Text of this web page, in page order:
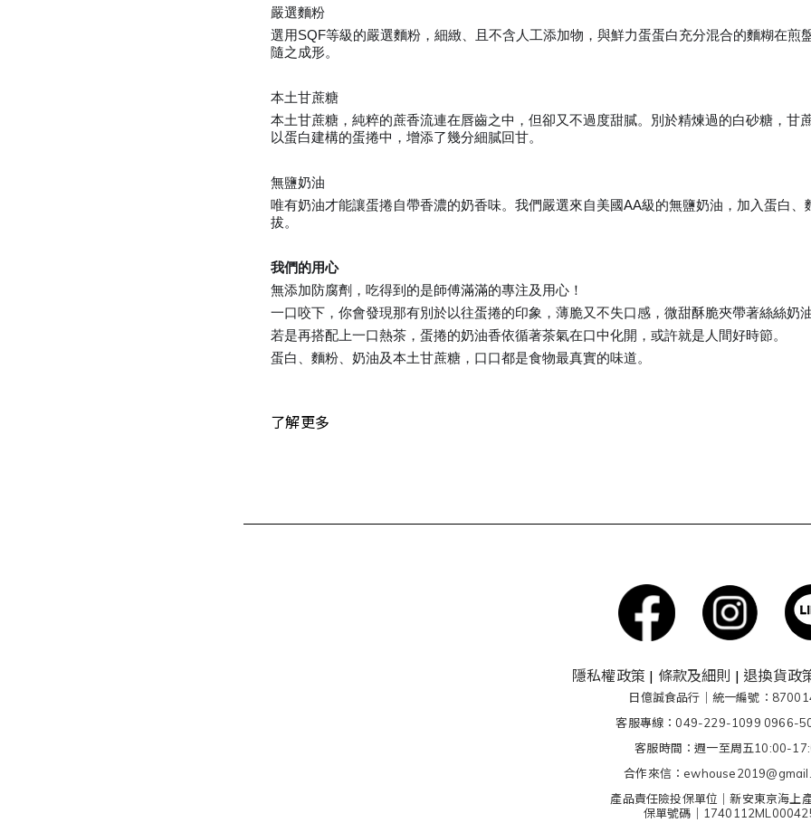
嚴選麵粉
選用SQF等級的嚴選麵粉，細緻、且不含人工添加物，與鮮力蛋蛋白充分混合的麵糊在
隨之成形。
本土甘蔗糖
本土甘蔗糖，純粹的蔗香流連在唇齒之中，但卻又不過度甜膩。別於精煉過的白砂糖，
以蛋白建構的蛋捲中，增添了幾分細膩回甘。
無鹽奶油
唯有奶油才能讓蛋捲自帶香濃的奶香味。我們嚴選來自美國AA級的無鹽奶油，加入蛋白
拔。
我們的用心
無添加防腐劑，吃得到的是師傅滿滿的專注及用心！
一口咬下，你會發現那有別於以往蛋捲的印象，薄脆又不失口感，微甜酥脆夾帶著絲絲奶油
若是再搭配上一口熱茶，蛋捲的奶油香依循著茶氣在口中化開，或許就是人間好時節。
蛋白、麵粉、奶油及本土甘蔗糖，口口都是食物最真實的味道。
了解更多
隱私權政策 | 條款及細則 | 退換貨政
日億誠食品行｜統一編號：
客服專線：049-229-1099 0966-
客服時間：週一至周五10:00-
合作來信：
產品責任險投保單位｜新安東京海上
保單號碼｜